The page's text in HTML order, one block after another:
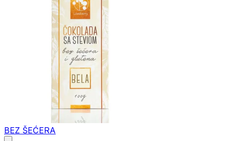
BEZ ŠEĆERA